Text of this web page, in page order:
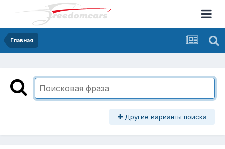
Главная
Другие варианты поиска